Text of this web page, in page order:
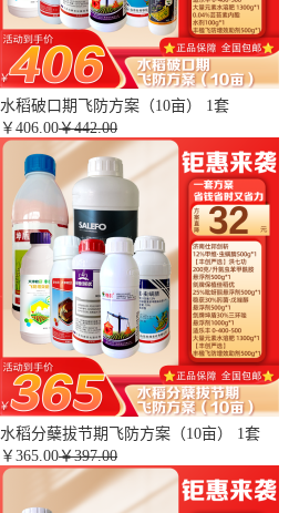
水稻破口期飞防方案（10亩） 1套
￥ 406.00￥442.00
水稻分蘖拔节期飞防方案（10亩） 1套
￥ 365.00￥397.00